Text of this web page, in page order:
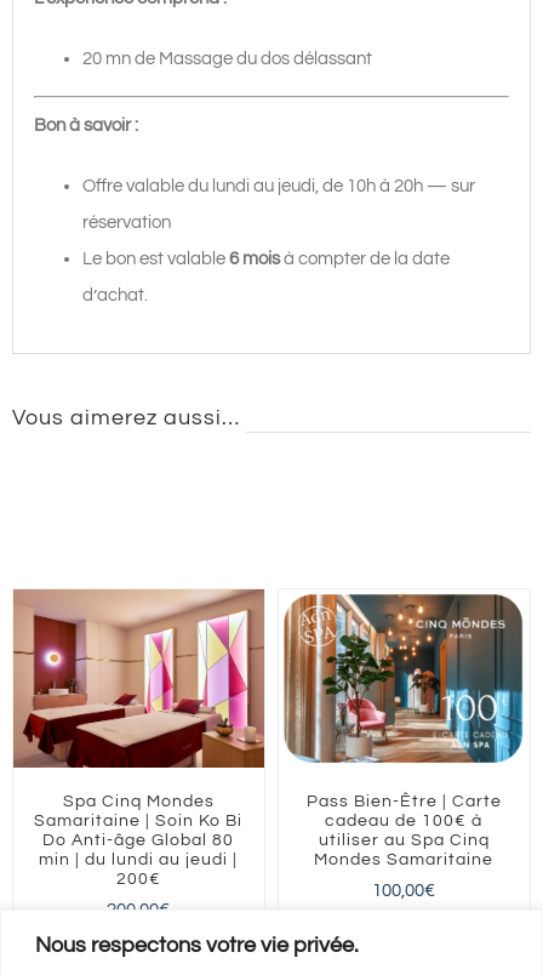
Nous respectons votre vie privée.
20 mn de Massage du dos délassant
Bon à savoir :
Offre valable du lundi au jeudi, de 10h à 20h — sur
réservation
Le bon est valable6 moisà compter de la date
d’achat.
Vous aimerez aussi…
Spa Cinq Mondes
Samaritaine | Soin Ko Bi
Do Anti-âge Global 80
min | du lundi au jeudi |
200€
200,00€
Pass Bien-Être | Carte
cadeau de 100€ à
utiliser au Spa Cinq
Mondes Samaritaine
100,00€
ILE-DE-FRANCE